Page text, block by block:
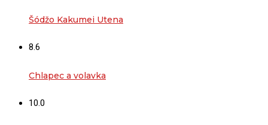
Šódžo Kakumei Utena
8.6
Chlapec a volavka
10.0